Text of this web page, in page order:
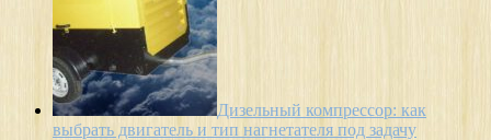
Дизельный компрессор: как
выбрать двигатель и тип нагнетателя под задачу